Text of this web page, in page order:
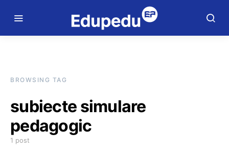
BROWSING TAG
subiecte simulare
pedagogic
1 post